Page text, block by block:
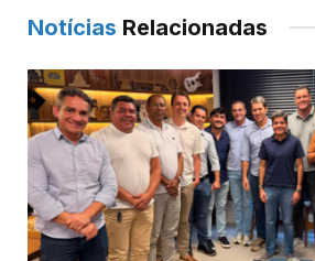
Notícias Relacionadas